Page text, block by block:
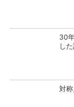
30
し
対